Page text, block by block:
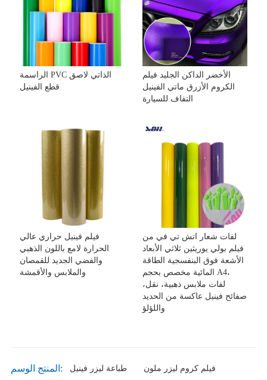
الراسمة PVC الذاتي لاصق
قطع الفينيل
الأخضر الداكن الجليد فيلم
الكروم الأزرق ماتي الفينيل
التفاف للسيارة
فيلم فينيل حراري عالي
الحرارة لامع باللون الذهبي
والفضي الجديد للقمصان
والملابس والأقمشة
لفات شعار اتش تي في من
فيلم بولي يوريثين ثلاثي الأبعاد
الأشعة فوق البنفسجية الطاقة
المائية مخصص بحجم A4،
لفات ملابس ذهبية، نقل،
صفائح فينيل عاكسة من الحديد
واللؤلؤ
المنتج الوسم: طباعة ليزر فينيل
فيلم كروم ليزر ملون